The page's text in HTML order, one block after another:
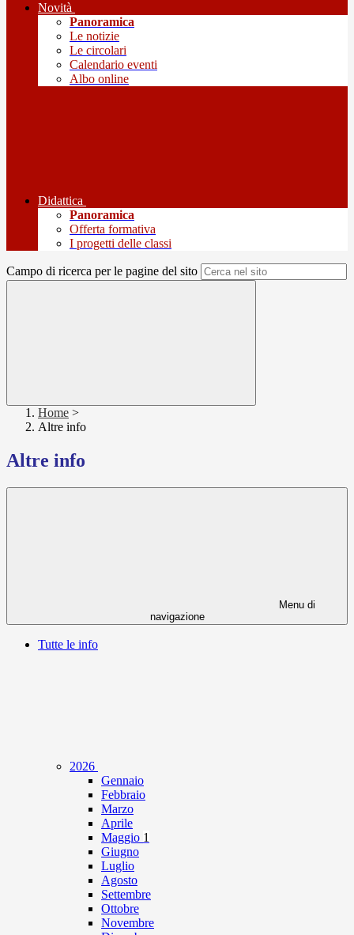
Novità
Panoramica
Le notizie
Le circolari
Calendario eventi
Albo online
Didattica
Panoramica
Offerta formativa
I progetti delle classi
Campo di ricerca per le pagine del sito
Home >
Altre info
Altre info
Menu di
navigazione
Tutte le info
2026
Gennaio
Febbraio
Marzo
Aprile
Maggio 1
Giugno
Luglio
Agosto
Settembre
Ottobre
Novembre